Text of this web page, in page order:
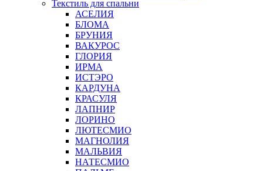
Текстиль для спальни
АСЕЛИЯ
БЛОМА
БРУНИЯ
ВАКУРОС
ГЛОРИЯ
ИРМА
ИСТЭРО
КАРДУНА
КРАСУЛЯ
ЛАПНИР
ЛОРИНО
ЛЮТЕСМИО
МАГНОЛИЯ
МАЛЬВИЯ
НАТЕСМИО